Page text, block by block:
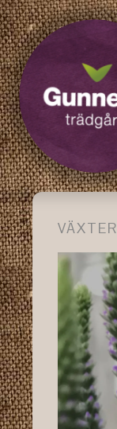
VÄXTER